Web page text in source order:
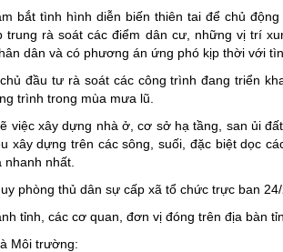
bắt tình hình diễn biến thiên tai để chủ
trung rà soát các điểm dân cư, những vị trí
dân và có phương án ứng phó kịp thời với
đầu tư rà soát các công trình đang triển
trình trong mùa mưa lũ.
việc xây dựng nhà ở, cơ sở hạ tầng, san ủi
xây dựng trên các sông, suối, đặc biệt dọc
nhất.
phòng thủ dân sự cấp xã tổ chức trực ban
tỉnh, các cơ quan, đơn vị đóng trên địa bàn
Môi trường: